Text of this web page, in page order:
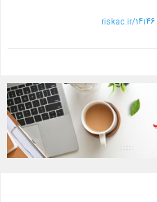
riskac.ir/14146